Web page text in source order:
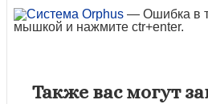
— Ошибка в
мышкой и нажмите ctr+enter.
Также вас могут